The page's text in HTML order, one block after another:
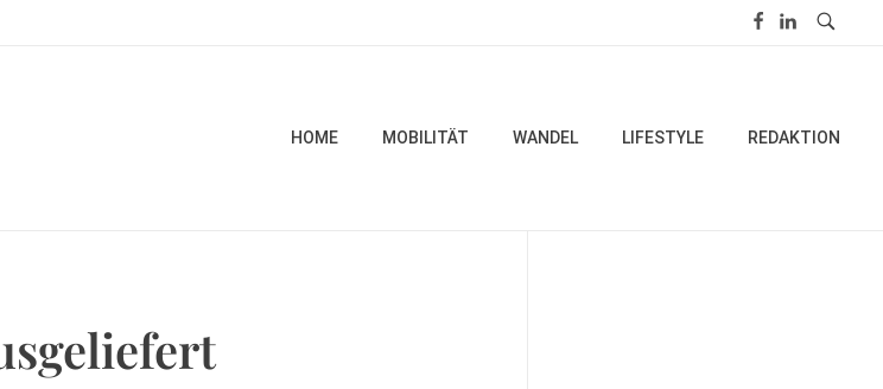
HOME MOBILITÄT WANDEL LIFESTYLE REDAKTION